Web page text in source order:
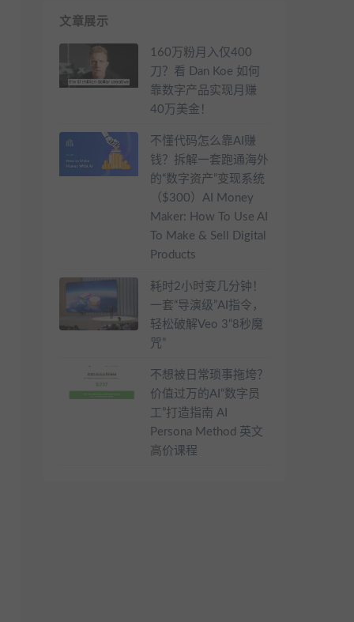
文章展示
160万粉月入仅400
刀？看 Dan Koe 如何
靠数字产品实现月赚
40万美金！
不懂代码怎么靠AI赚
钱？拆解一套跑通海外
的“数字资产”变现系统
（$300）AI Money
Maker: How To Use AI
To Make & Sell Digital
Products
耗时2小时变几分钟！
一套“导演级”AI指令，
轻松破解Veo 3“8秒魔
咒”
不想被日常琐事拖垮？
价值过万的AI“数字员
工”打造指南 AI
Persona Method 英文
高价课程